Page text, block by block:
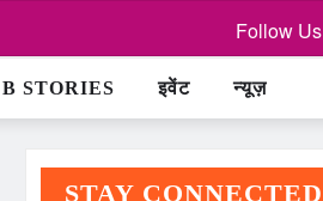
Follow Us
STORIES इवेंट न्यूज़
STAY CONNECTED